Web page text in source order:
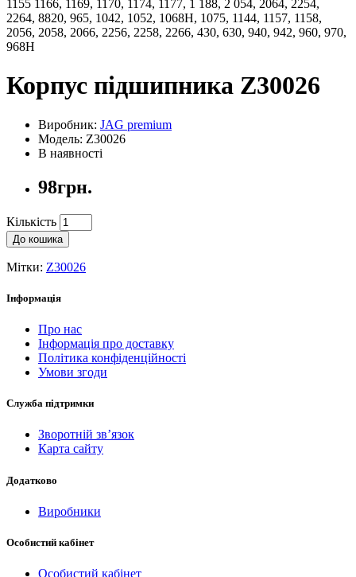
1155 1166, 1169, 1170, 1174, 1177, 1 188, 2 054, 2064, 2254,
2264, 8820, 965, 1042, 1052, 1068H, 1075, 1144, 1157, 1158,
2056, 2058, 2066, 2256, 2258, 2266, 430, 630, 940, 942, 960, 970,
968H
Корпус підшипника Z30026
Виробник: JAG premium
Модель: Z30026
В наявності
98грн.
Кількість
До кошика
Мітки: Z30026
Інформація
Про нас
Інформація про доставку
Політика конфіденційності
Умови згоди
Служба підтримки
Зворотній зв’язок
Карта сайту
Додатково
Виробники
Особистий кабінет
Особистий кабінет